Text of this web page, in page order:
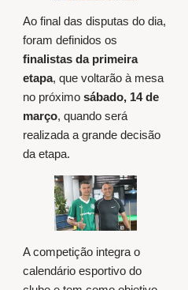
Ao final das disputas do dia,
foram definidos os
finalistas da primeira
etapa, que voltarão à mesa
no próximo sábado, 14 de
março, quando será
realizada a grande decisão
da etapa.
A competição integra o
calendário esportivo do